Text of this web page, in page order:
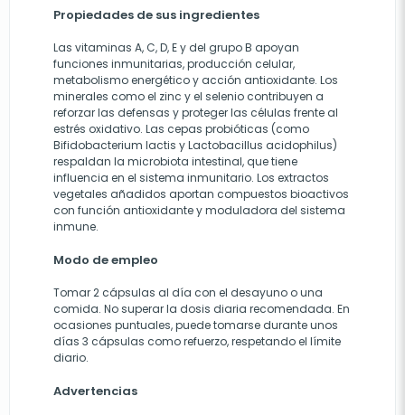
Propiedades de sus ingredientes
Las vitaminas A, C, D, E y del grupo B apoyan
funciones inmunitarias, producción celular,
metabolismo energético y acción antioxidante. Los
minerales como el zinc y el selenio contribuyen a
reforzar las defensas y proteger las células frente al
estrés oxidativo. Las cepas probióticas (como
Bifidobacterium lactis y Lactobacillus acidophilus)
respaldan la microbiota intestinal, que tiene
influencia en el sistema inmunitario. Los extractos
vegetales añadidos aportan compuestos bioactivos
con función antioxidante y moduladora del sistema
inmune.
Modo de empleo
Tomar 2 cápsulas al día con el desayuno o una
comida. No superar la dosis diaria recomendada. En
ocasiones puntuales, puede tomarse durante unos
días 3 cápsulas como refuerzo, respetando el límite
diario.
Advertencias